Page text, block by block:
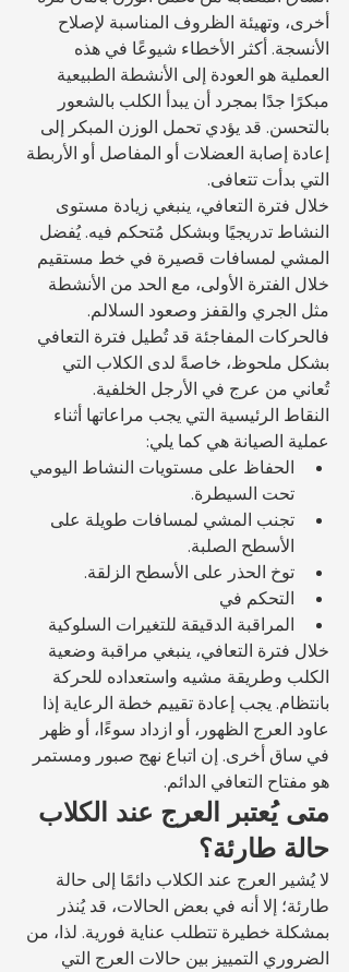
أخرى، وتهيئة الظروف المناسبة لإصلاح
الأنسجة. أكثر الأخطاء شيوعًا في هذه
العملية هو العودة إلى الأنشطة الطبيعية
مبكرًا جدًا بمجرد أن يبدأ الكلب بالشعور
بالتحسن. قد يؤدي تحمل الوزن المبكر إلى
إعادة إصابة العضلات أو المفاصل أو الأربطة
التي بدأت تتعافى.
خلال فترة التعافي، ينبغي زيادة مستوى
النشاط تدريجيًا وبشكل مُتحكم فيه. يُفضل
المشي لمسافات قصيرة في خط مستقيم
خلال الفترة الأولى، مع الحد من الأنشطة
مثل الجري والقفز وصعود السلالم.
فالحركات المفاجئة قد تُطيل فترة التعافي
بشكل ملحوظ، خاصةً لدى الكلاب التي
تُعاني من عرج في الأرجل الخلفية.
النقاط الرئيسية التي يجب مراعاتها أثناء
عملية الصيانة هي كما يلي:
الحفاظ على مستويات النشاط اليومي
تحت السيطرة.
تجنب المشي لمسافات طويلة على
الأسطح الصلبة.
توخ الحذر على الأسطح الزلقة.
التحكم في
المراقبة الدقيقة للتغيرات السلوكية
خلال فترة التعافي، ينبغي مراقبة وضعية
الكلب وطريقة مشيه واستعداده للحركة
بانتظام. يجب إعادة تقييم خطة الرعاية إذا
عاود العرج الظهور، أو ازداد سوءًا، أو ظهر
في ساق أخرى. إن اتباع نهج صبور ومستمر
هو مفتاح التعافي الدائم.
متى يُعتبر العرج عند الكلاب
حالة طارئة؟
لا يُشير العرج عند الكلاب دائمًا إلى حالة
طارئة؛ إلا أنه في بعض الحالات، قد يُنذر
بمشكلة خطيرة تتطلب عناية فورية. لذا، من
الضروري التمييز بين حالات العرج التي